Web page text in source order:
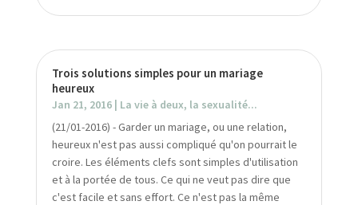
Trois solutions simples pour un mariage
heureux
Jan 21, 2016| La vie à deux, la sexualité...
(21/01-2016) - Garder un mariage, ou une relation,
heureux n'est pas aussi compliqué qu'on pourrait le
croire. Les éléments clefs sont simples d'utilisation
et à la portée de tous. Ce qui ne veut pas dire que
c'est facile et sans effort. Ce n'est pas la même